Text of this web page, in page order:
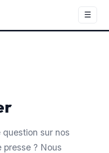
☰
question sur nos
presse ? Nous